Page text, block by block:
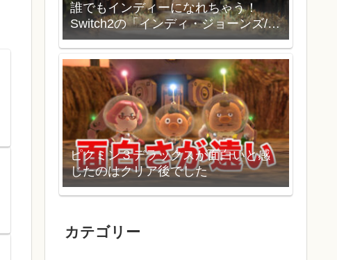
誰でもインディーになれちゃう！
Switch2の「インディ・ジョーンズ/大
いなる円環」を買いました。
ピクミン３デラックスが面白いと感
じたのはクリア後でした
カテゴリー